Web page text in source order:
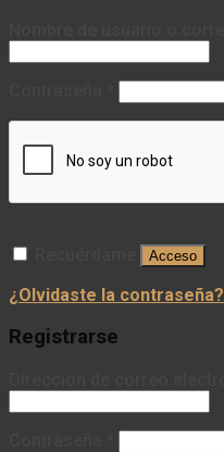
Acceso
¿Olvidaste la contraseña?
Registrarse